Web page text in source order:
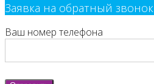
Заявка на обратный звонок
Ваш номер телефона